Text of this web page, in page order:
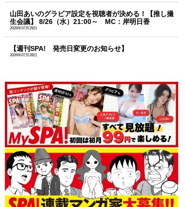
山田あいのグラビア設定を視聴者が決める！【推し撮
生会議】 8/26（水）21:00～ MC：岸明日香
2026年07月29日
【週刊SPA! 発売日変更のお知らせ】
2026年07月28日